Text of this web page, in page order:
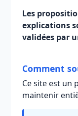
Les
explications
validées par
Comment
Ce site est un
maintenir